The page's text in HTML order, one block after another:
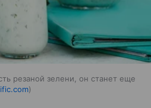
резаной зелени, он станет еще